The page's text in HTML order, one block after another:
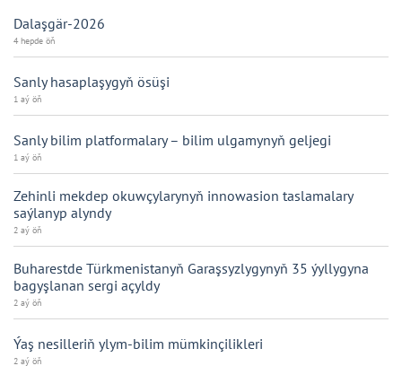
Dalaşgär-2026
4 hepde öň
Sanly hasaplaşygyň ösüşi
1 aý öň
Sanly bilim platformalary – bilim ulgamynyň geljegi
1 aý öň
Zehinli mekdep okuwçylarynyň innowasion taslamalary
saýlanyp alyndy
2 aý öň
Buharestde Türkmenistanyň Garaşsyzlygynyň 35 ýyllygyna
bagyşlanan sergi açyldy
2 aý öň
Ýaş nesilleriň ylym-bilim mümkinçilikleri
2 aý öň